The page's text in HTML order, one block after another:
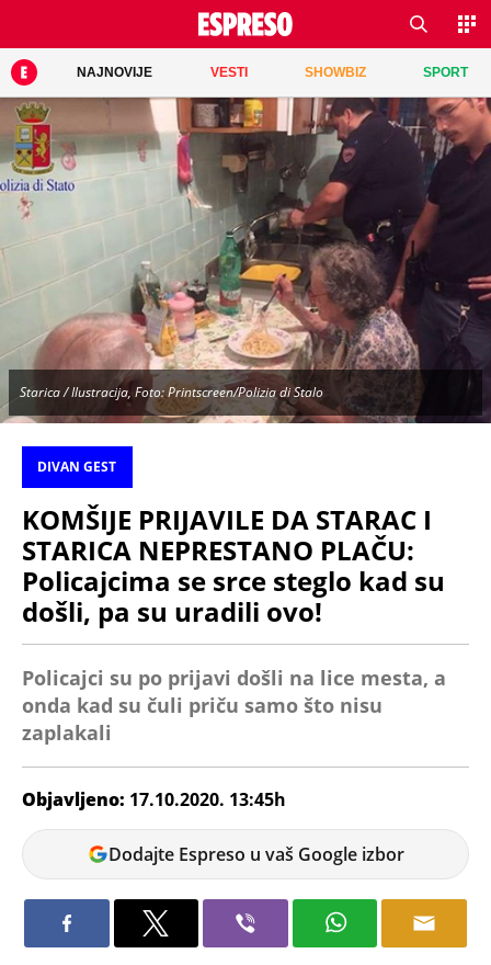
NAJNOVIJE VESTI SHOWBIZ SPORT
Starica / Ilustracija, Foto: Printscreen/Polizia di Stalo
DIVAN GEST
KOMŠIJE PRIJAVILE DA STARAC I
STARICA NEPRESTANO PLAČU:
Policajcima se srce steglo kad su
došli, pa su uradili ovo!
Policajci su po prijavi došli na lice mesta, a
onda kad su čuli priču samo što nisu
zaplakali
Objavljeno: 17.10.2020. 13:45h
Uroš
MarjanovićDodajte Espreso u vaš Google izbor